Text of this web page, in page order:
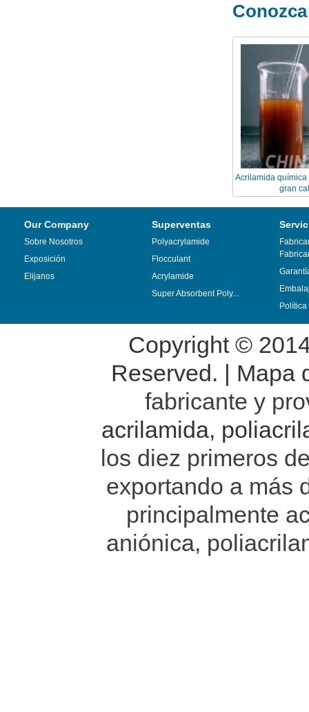
Acrilamida
gran
Our Company
Sobre Nosotros
Exposición
Elijanos
Superventas
Polyacrylamide
Flocculant
Acrylamide
Super Absorbent Poly...
Copyright ©
Reserved. | Mapa
fabricante y
acrilamida,
los diez primeros
exportando a más
principalmente
aniónica,